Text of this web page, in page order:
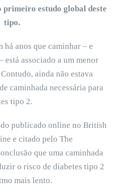
primeiro estudo global deste
tipo.
há anos que caminhar – e
associado a um menor
ainda não estava
caminhada necessária para
tipo 2.
publicado online no British
e citado pelo The
que uma caminhada
o risco de diabetes tipo 2
mais lento.